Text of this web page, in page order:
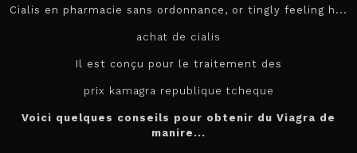
Cialis en pharmacie sans ordonnance, or tingly feeling h...
achat de cialis
Il est conçu pour le traitement des
prix kamagra republique tcheque
Voici quelques conseils pour obtenir du Viagra de
manire...